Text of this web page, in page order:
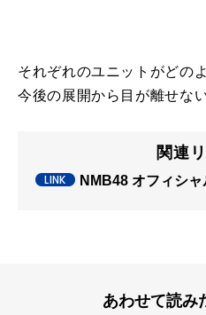
それぞれのユニットがどの
今後の展開から目が離せない
関連
NMB48 オフィシャ
あわせて読み